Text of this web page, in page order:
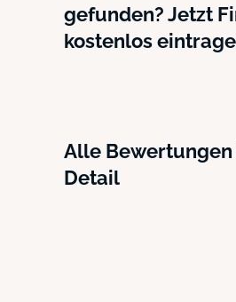
gefunden? Jetzt
kostenlos
Alle Bewertungen
Detail